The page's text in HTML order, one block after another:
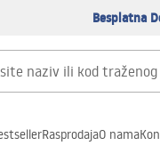
Besplatna
RasprodajaO nama